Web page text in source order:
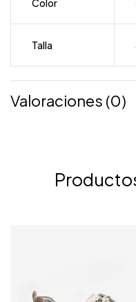
Color
Talla
Valoraciones (0)